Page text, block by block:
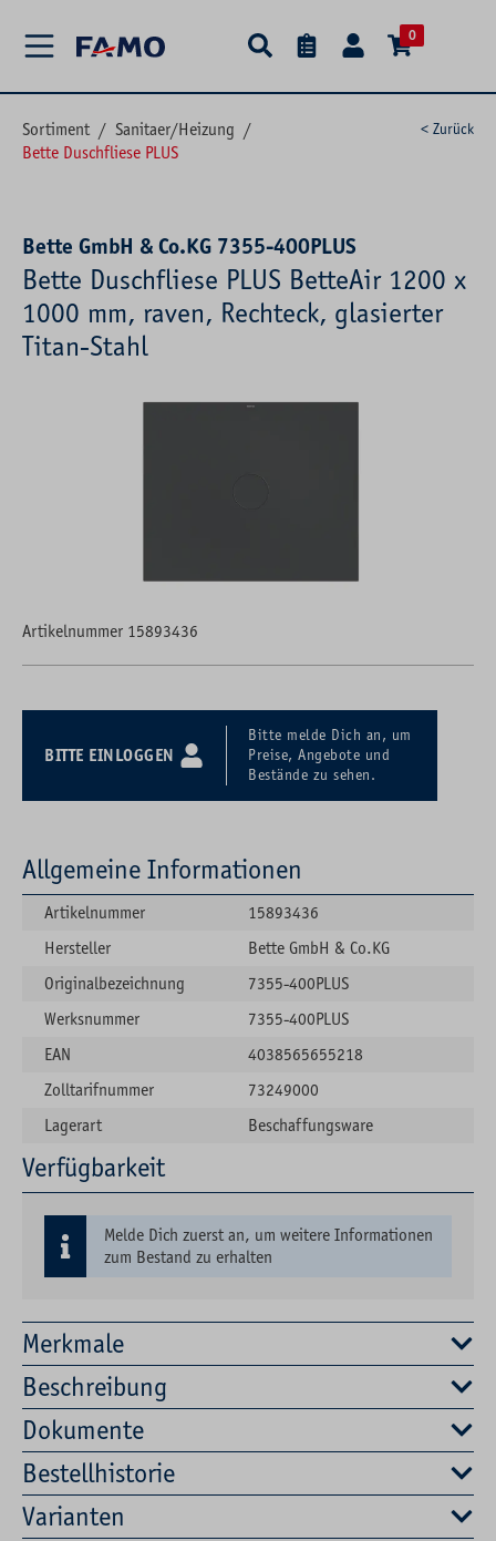
0
Sortiment / Sanitaer/Heizung /
Bette Duschfliese PLUS
< Zurück
Bette GmbH & Co.KG 7355-400PLUS
Bette Duschfliese PLUS BetteAir 1200 x
1000 mm, raven, Rechteck, glasierter
Titan-Stahl
Artikelnummer 15893436
BITTE EINLOGGEN
Bitte melde Dich an, um
Preise, Angebote und
Bestände zu sehen.
Merkmale
Beschreibung
Dokumente
Bestellhistorie
Varianten
Allgemeine Informationen
Artikelnummer
15893436
Hersteller
Bette GmbH & Co.KG
Originalbezeichnung
7355-400PLUS
Werksnummer
7355-400PLUS
EAN
4038565655218
Zolltarifnummer
73249000
Lagerart
Beschaffungsware
Verfügbarkeit
Melde Dich zuerst an, um weitere Informationen
zum Bestand zu erhalten